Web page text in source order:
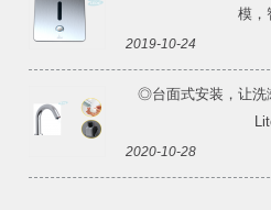
模，
2019-10-24
◎台面式安装，让洗
2020-10-28